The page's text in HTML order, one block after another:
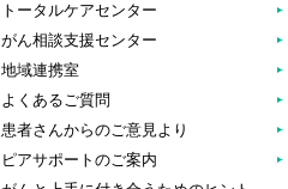
トータルケアセンター
がん相談支援センター
地域連携室
よくあるご質問
患者さんからのご意見より
ピアサポートのご案内